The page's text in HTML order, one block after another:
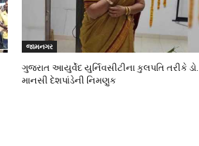
જામનગર
ગુજરાત આયુર્વેદ યુર્નિવસીટીના કુલપતિ તરીકે ડો.
માનસી દેશપાંડેની નિમણુક